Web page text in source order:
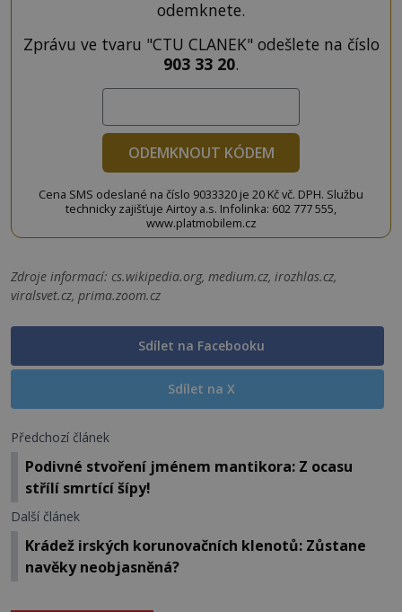
odemknete.
Zprávu ve tvaru "CTU CLANEK" odešlete na číslo
903 33 20.
ODEMKNOUT KÓDEM
Cena SMS odeslané na číslo 9033320 je 20 Kč vč. DPH. Službu
technicky zajišťuje Airtoy a.s. Infolinka: 602 777 555,
www.platmobilem.cz
Zdroje informací: cs.wikipedia.org, medium.cz, irozhlas.cz,
viralsvet.cz, prima.zoom.cz
Sdílet na Facebooku
Sdílet na X
Předchozí článek
Podivné stvoření jménem mantikora: Z ocasu
střílí smrtící šípy!
Další článek
Krádež irských korunovačních klenotů: Zůstane
navěky neobjasněná?